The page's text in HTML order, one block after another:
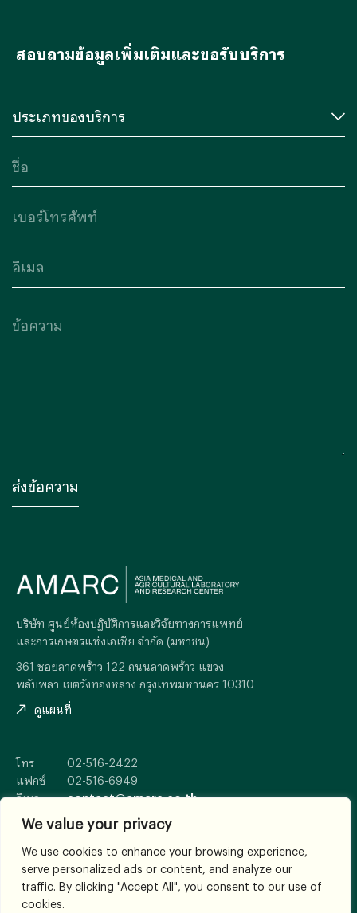
We value your privacy
We use cookies to enhance your browsing experience,
serve personalized ads or content, and analyze our
traffic. By clicking "Accept All", you consent to our use of
cookies.
สอบถามข้อมูลเพิ่มเติมและขอรับบริการ
บริษัท ศูนย์ห้องปฏิบัติการและวิจัยทางการแพทย์
และการเกษตรแห่งเอเซีย จำกัด (มหาชน)
361 ซอยลาดพร้าว 122 ถนนลาดพร้าว แขวง
พลับพลา เขตวังทองหลาง กรุงเทพมหานคร 10310
ดูแผนที่
โทร
02-516-2422
แฟกซ์
02-516-6949
อีเมล
contact@amarc.co.th
© 2026
All Rights Reserved.
เงื่อนไขและข้อตกลง